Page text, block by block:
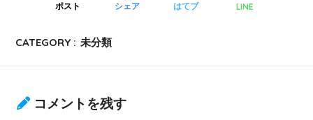
ポスト シェア はてブ LINE
CATEGORY : 未分類
コメントを残す